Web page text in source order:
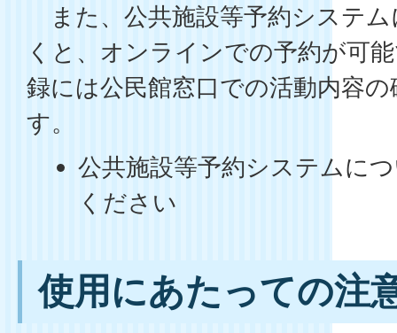
また、公共施設等予約システ
くと、オンラインでの予約が可
録には公民館窓口での活動内容
す。
公共施設等予約システムに
ください
使用にあたっての注